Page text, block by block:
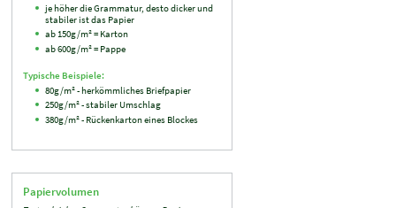
je höher die Grammatur, desto dicker und
stabiler ist das Papier
ab 150g/m² = Karton
ab 600g/m² = Pappe
Typische Beispiele:
80g/m² - herkömmliches Briefpapier
250g/m² - stabiler Umschlag
380g/m² - Rückenkarton eines Blockes
Papiervolumen